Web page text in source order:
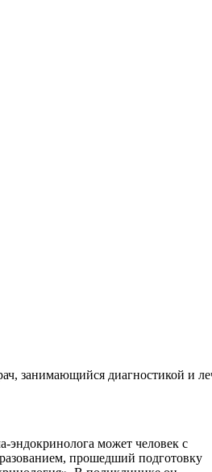
занимающийся диагностикой и
эндокринолога может человек с
прошедший подготовку